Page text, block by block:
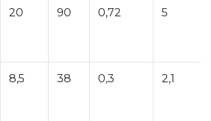
20 90 0,72 5
8,5 38 0,3 2,1